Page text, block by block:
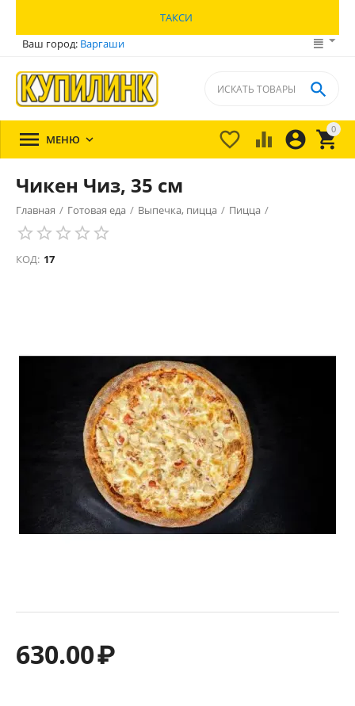
ТАКСИ
Ваш город: Варгаши
0


 

 МЕНЮ 
Чикен Чиз, 35 см
Главная / Готовая еда / Выпечка, пицца / Пицца /
КОД: 17
630.00₽